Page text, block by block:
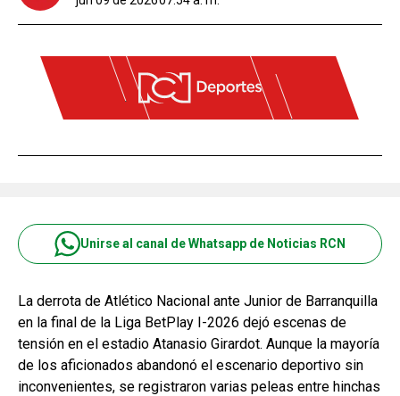
Unirse al canal de Whatsapp de Noticias RCN
La derrota de Atlético Nacional ante Junior de Barranquilla
en la final de la Liga BetPlay I-2026 dejó escenas de
tensión en el estadio Atanasio Girardot. Aunque la mayoría
de los aficionados abandonó el escenario deportivo sin
inconvenientes, se registraron varias peleas entre hinchas